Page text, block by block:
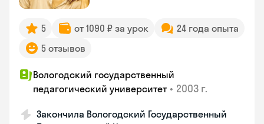
5 от 1090 ₽ за урок
24 года опыта
5 отзывов
Вологодский государственный
педагогический университет • 2003 г.
Закончила Вологодский Государственный